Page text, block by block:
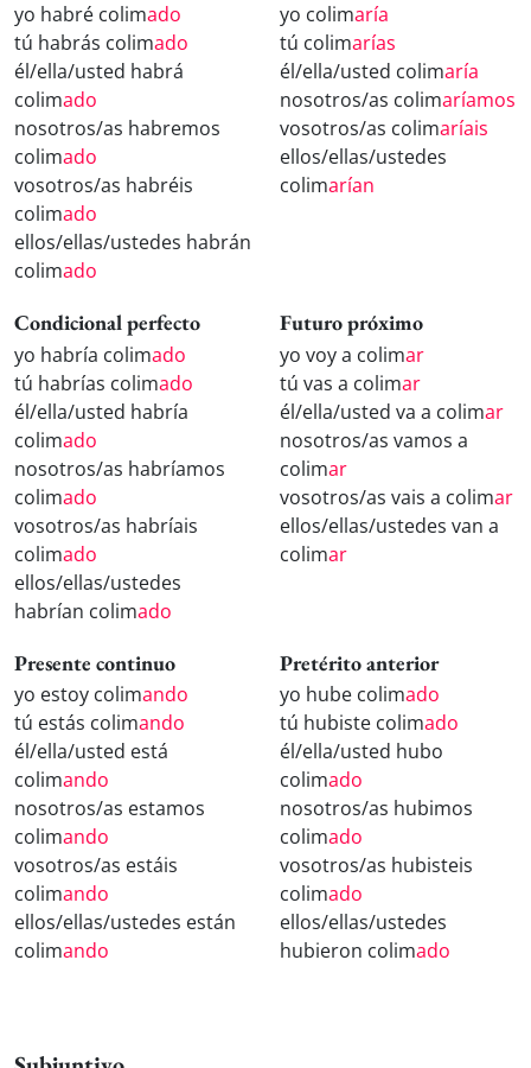
yo habré colimado
tú habrás colimado
él/ella/usted habrá
colimado
nosotros/as habremos
colimado
vosotros/as habréis
colimado
ellos/ellas/ustedes habrán
colimado
yo colimaría
tú colimarías
él/ella/usted colimaría
nosotros/as colimaríamos
vosotros/as colimaríais
ellos/ellas/ustedes
colimarían
Condicional perfecto
yo habría colimado
tú habrías colimado
él/ella/usted habría
colimado
nosotros/as habríamos
colimado
vosotros/as habríais
colimado
ellos/ellas/ustedes
habrían colimado
Futuro próximo
yo voy a colimar
tú vas a colimar
él/ella/usted va a colimar
nosotros/as vamos a
colimar
vosotros/as vais a colimar
ellos/ellas/ustedes van a
colimar
Presente continuo
yo estoy colimando
tú estás colimando
él/ella/usted está
colimando
nosotros/as estamos
colimando
vosotros/as estáis
colimando
ellos/ellas/ustedes están
colimando
Pretérito anterior
yo hube colimado
tú hubiste colimado
él/ella/usted hubo
colimado
nosotros/as hubimos
colimado
vosotros/as hubisteis
colimado
ellos/ellas/ustedes
hubieron colimado